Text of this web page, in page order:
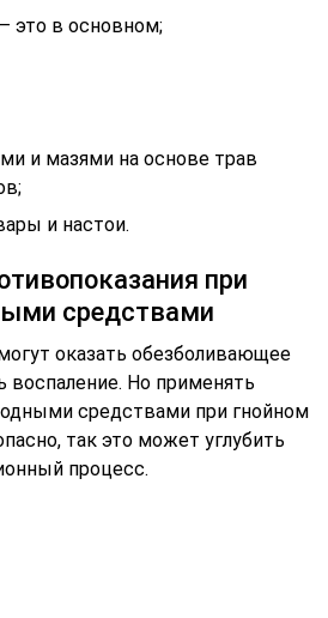
они применяются вовнутрь.
как ромашка, календула,
доказанными
отвары из них можно
воспалительных процессах.
средства целенаправленно
как приоритетные нельзя.
лечение в любом случае